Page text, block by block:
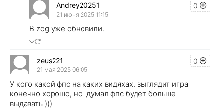
0
Andrey20251
21 июня 2025 11:15
В zog уже обновили.
0
zeus221
21 мая 2025 06:05
У кого какой фпс на каких видяхах, выглядит игра
конечно хорошо, но думал фпс будет больше
выдавать )))